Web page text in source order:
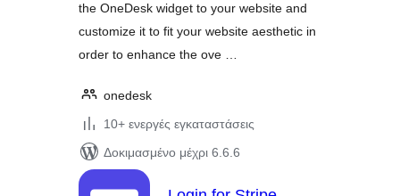
the OneDesk widget to your website and
customize it to fit your website aesthetic in
order to enhance the ove …
onedesk
10+ ενεργές εγκαταστάσεις
Δοκιμασμένο μέχρι 6.6.6